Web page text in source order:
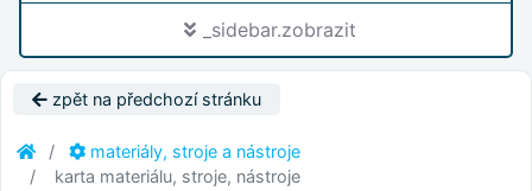
_sidebar.zobrazit
zpět na předchozí stránku
materiály, stroje a nástroje
karta materiálu, stroje, nástroje